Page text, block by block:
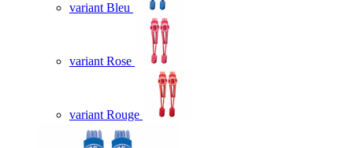
variant Bleu
variant Rose
variant Rouge